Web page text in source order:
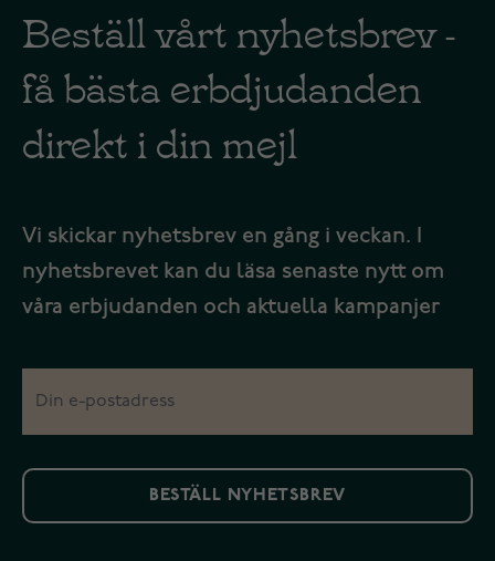
Beställ vårt nyhetsbrev -
få bästa erbdjudanden
direkt i din mejl
Vi skickar nyhetsbrev en gång i veckan. I
nyhetsbrevet kan du läsa senaste nytt om
våra erbjudanden och aktuella kampanjer
BESTÄLL NYHETSBREV